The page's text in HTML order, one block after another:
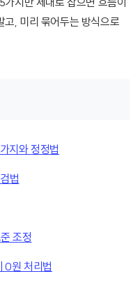
, 미리 묶어두는 방식으로
지와 정정법
법
조정
0원 처리법